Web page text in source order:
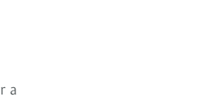
a